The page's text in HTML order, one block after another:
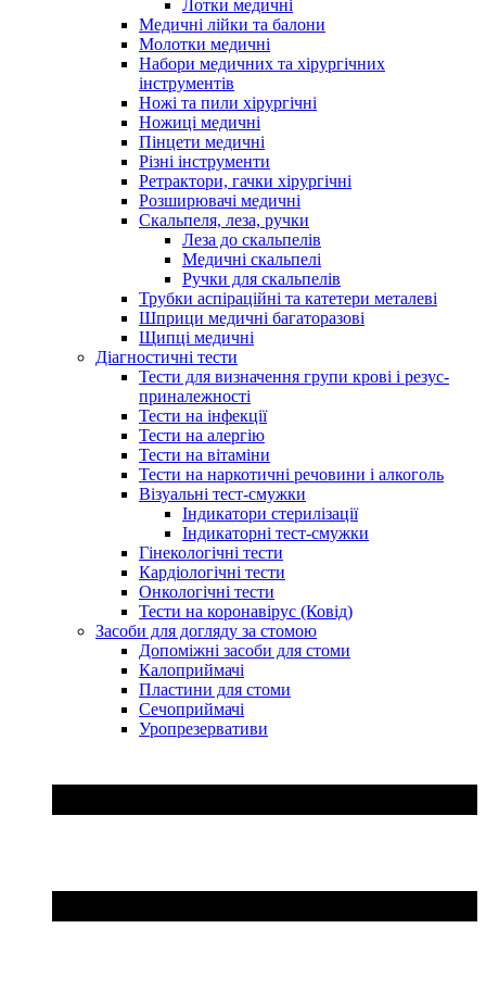
Лотки медичні
Медичні лійки та балони
Молотки медичні
Набори медичних та хірургічних
інструментів
Ножі та пили хірургічні
Ножиці медичні
Пінцети медичні
Різні інструменти
Ретрактори, гачки хірургічні
Розширювачі медичні
Скальпеля, леза, ручки
Леза до скальпелів
Медичні скальпелі
Ручки для скальпелів
Трубки аспіраційні та катетери металеві
Шприци медичні багаторазові
Щипці медичні
Діагностичні тести
Тести для визначення групи крові і резус-
приналежності
Тести на інфекції
Тести на алергію
Тести на вітаміни
Тести на наркотичні речовини і алкоголь
Візуальні тест-смужки
Індикатори стерилізації
Індикаторні тест-смужки
Гінекологічні тести
Кардіологічні тести
Онкологічні тести
Тести на коронавірус (Ковід)
Засоби для догляду за стомою
Допоміжні засоби для стоми
Калоприймачі
Пластини для стоми
Сечоприймачі
Уропрезервативи